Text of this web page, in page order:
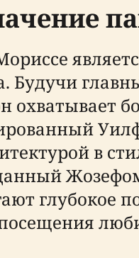
Будучи
охватывает
в
глубокое